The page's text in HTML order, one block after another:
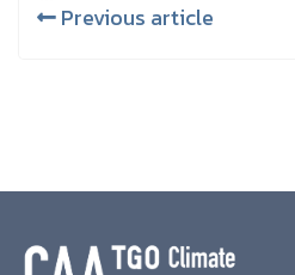
Previous article